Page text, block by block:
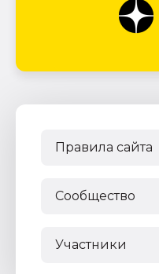
Правила сайта
Сообщество
Участники